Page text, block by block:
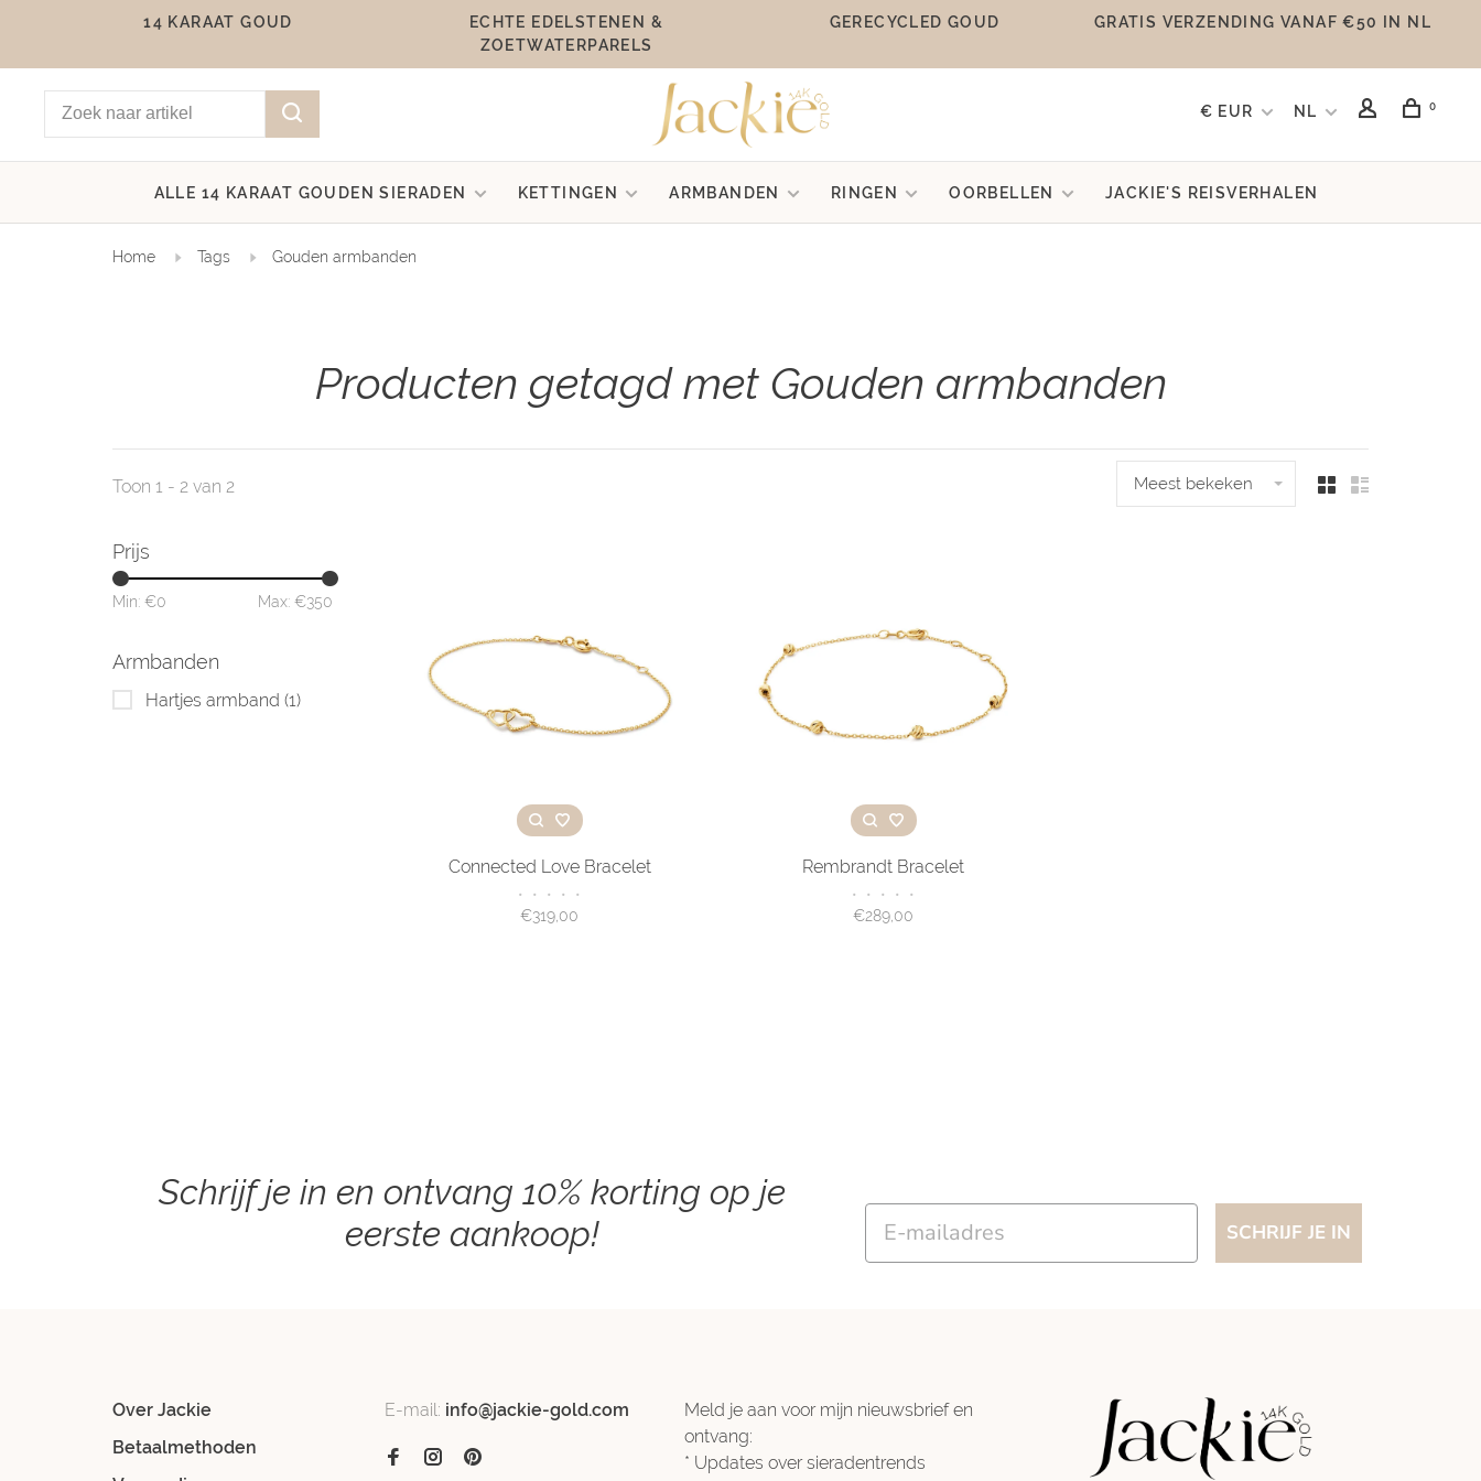
14 KARAAT GOUD
ECHTE EDELSTENEN &
ZOETWATERPARELS
GERECYCLED GOUD GRATIS VERZENDING VANAF €50 IN NL
€ EUR NL 0
ALLE 14 KARAAT GOUDEN SIERADEN KETTINGEN ARMBANDEN RINGEN OORBELLEN JACKIE'S REISVERHALEN
Home Tags Gouden armbanden
Producten getagd met Gouden armbanden
Toon 1 - 2 van 2 Meest bekeken
Prijs
Min: €0 Max: €350
Armbanden
Hartjes armband (1)
Connected Love Bracelet
• • • • •
€319,00
Rembrandt Bracelet
• • • • •
€289,00
Schrijf je in en ontvang 10% korting op je
eerste aankoop!
Email
SCHRIJF JE IN
Over Jackie
Betaalmethoden
E-mail: info@jackie-gold.com
Meld je aan voor mijn nieuwsbrief en
ontvang:
* Updates over sieradentrends